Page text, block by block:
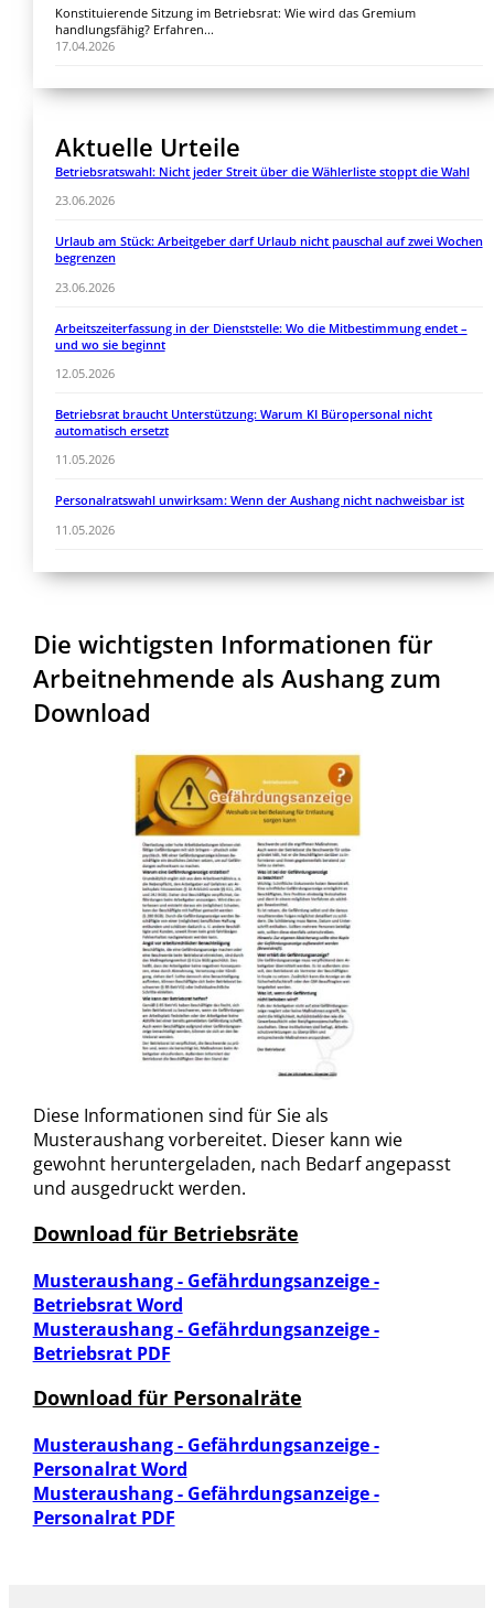
Konstituierende Sitzung im Betriebsrat: Wie wird das Gremium
handlungsfähig? Erfahren...
17.04.2026
Aktuelle Urteile
Betriebsratswahl: Nicht jeder Streit über die Wählerliste stoppt die Wahl
23.06.2026
Urlaub am Stück: Arbeitgeber darf Urlaub nicht pauschal auf zwei Wochen
begrenzen
23.06.2026
Arbeitszeiterfassung in der Dienststelle: Wo die Mitbestimmung endet –
und wo sie beginnt
12.05.2026
Betriebsrat braucht Unterstützung: Warum KI Büropersonal nicht
automatisch ersetzt
11.05.2026
Personalratswahl unwirksam: Wenn der Aushang nicht nachweisbar ist
11.05.2026
Die wichtigsten Informationen für
Arbeitnehmende als Aushang zum
Download
Diese Informationen sind für Sie als
Musteraushang vorbereitet. Dieser kann wie
gewohnt heruntergeladen, nach Bedarf angepasst
und ausgedruckt werden.
Download für Betriebsräte
Musteraushang - Gefährdungsanzeige -
Betriebsrat Word
Musteraushang - Gefährdungsanzeige -
Betriebsrat PDF
Download für Personalräte
Musteraushang - Gefährdungsanzeige -
Personalrat Word
Musteraushang - Gefährdungsanzeige -
Personalrat PDF